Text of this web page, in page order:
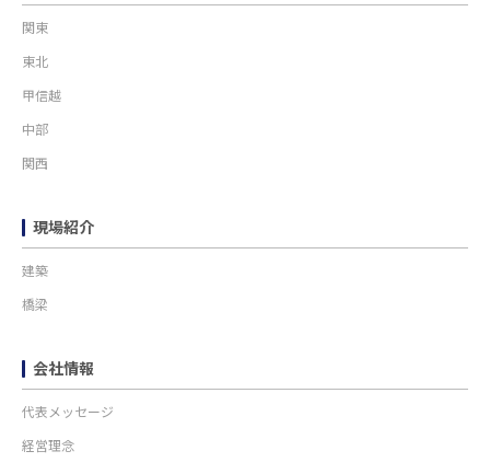
関東
東北
甲信越
中部
関西
現場紹介
建築
橋梁
会社情報
代表メッセージ
経営理念